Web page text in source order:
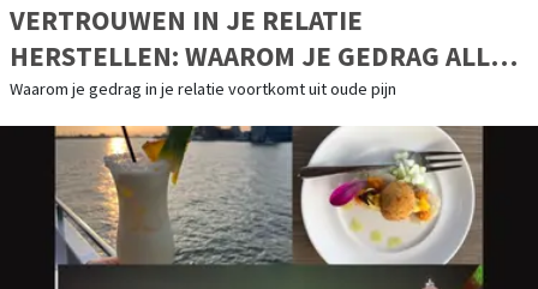
VERTROUWEN IN JE RELATIE
HERSTELLEN: WAAROM JE GEDRAG ALLES
ZEGT OVER HOE JE JE VOELT
Waarom je gedrag in je relatie voortkomt uit oude pijn